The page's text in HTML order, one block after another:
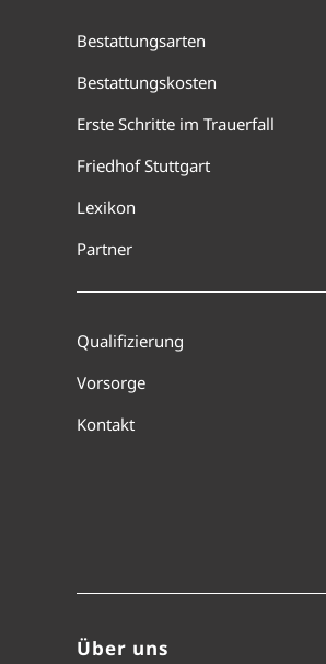
Bestattungsarten
Bestattungskosten
Erste Schritte im Trauerfall
Friedhof Stuttgart
Lexikon
Partner
Qualifizierung
Vorsorge
Kontakt
Über uns